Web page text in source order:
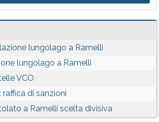
lungolago a Ramelli
lungolago a Ramelli
VCO
raffica di sanzioni
a Ramelli scelta divisiva